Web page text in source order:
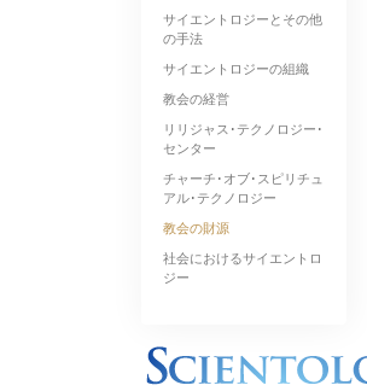
サイエントロジーとその他
の手法
サイエントロジーの組織
教会の経営
リリジャス･テクノロジー･
センター
チャーチ･オブ･スピリチュ
アル･テクノロジー
教会の財源
社会におけるサイエントロ
ジー